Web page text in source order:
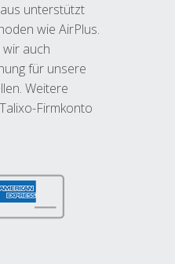
unterstützt
wie AirPlus.
auch
für unsere
Weitere
Firmkonto